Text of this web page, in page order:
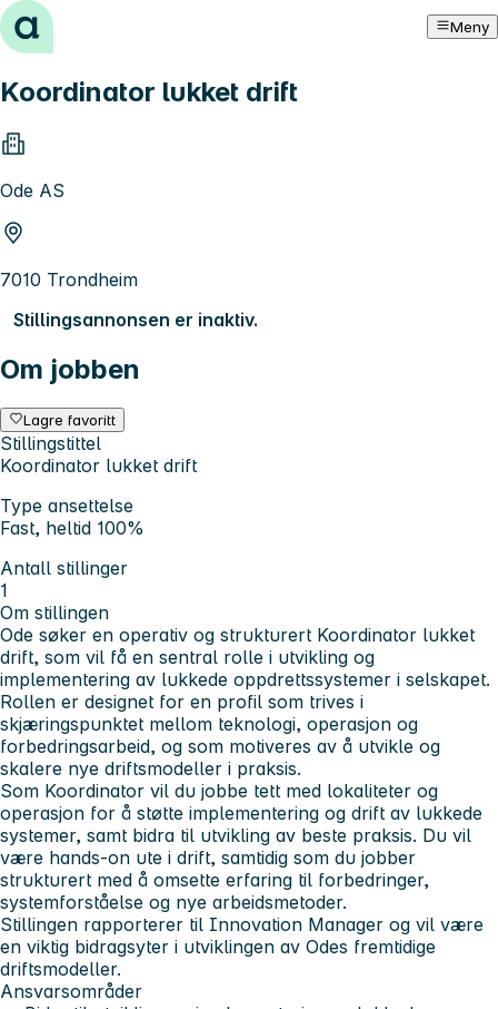
Hopp til innhold Meny
Koordinator lukket drift
Ode AS
7010 Trondheim
Stillingsannonsen er inaktiv.
Om jobben
Lagre favoritt
Stillingstittel
Koordinator lukket drift
Type ansettelse
Fast, heltid 100%
Antall stillinger
1
Om stillingen
Ode søker en operativ og strukturert Koordinator lukket
drift, som vil få en sentral rolle i utvikling og
implementering av lukkede oppdrettssystemer i selskapet.
Rollen er designet for en profil som trives i
skjæringspunktet mellom teknologi, operasjon og
forbedringsarbeid, og som motiveres av å utvikle og
skalere nye driftsmodeller i praksis.
Som Koordinator vil du jobbe tett med lokaliteter og
operasjon for å støtte implementering og drift av lukkede
systemer, samt bidra til utvikling av beste praksis. Du vil
være hands-on ute i drift, samtidig som du jobber
strukturert med å omsette erfaring til forbedringer,
systemforståelse og nye arbeidsmetoder.
Stillingen rapporterer til Innovation Manager og vil være
en viktig bidragsyter i utviklingen av Odes fremtidige
driftsmodeller.
Ansvarsområder